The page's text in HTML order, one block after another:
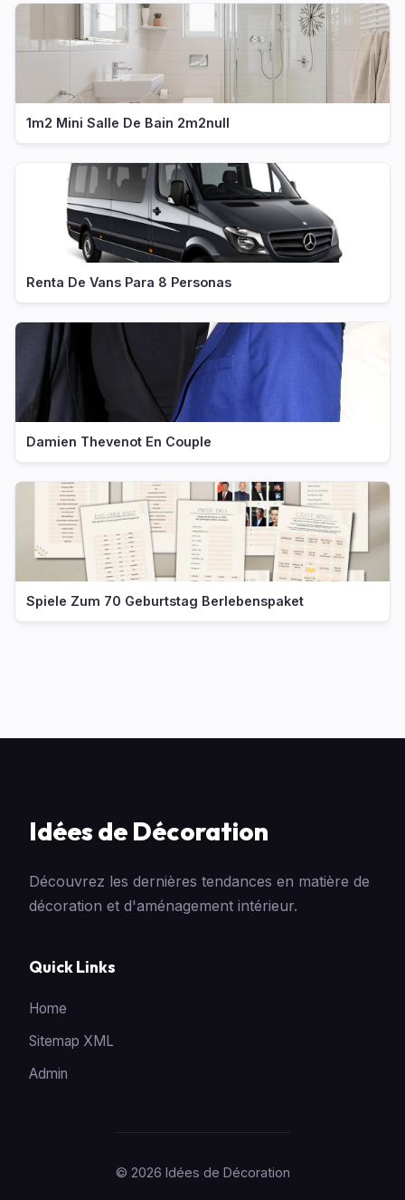
1m2 Mini Salle De Bain 2m2null
Renta De Vans Para 8 Personas
Damien Thevenot En Couple
Spiele Zum 70 Geburtstag Berlebenspaket
Idées de Décoration
Découvrez les dernières tendances en matière de
décoration et d'aménagement intérieur.
Quick Links
Home
Sitemap XML
Admin
© 2026 Idées de Décoration